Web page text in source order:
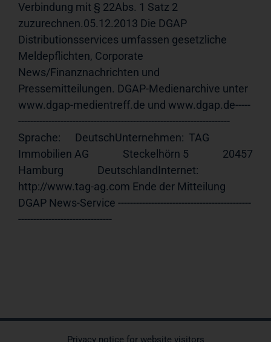
Verbindung mit § 22Abs. 1 Satz 2
zuzurechnen.05.12.2013 Die DGAP
Distributionsservices umfassen gesetzliche
Meldepflichten, Corporate
News/Finanznachrichten und
Pressemitteilungen. DGAP-Medienarchive unter
www.dgap-medientreff.de und www.dgap.de-----
----------------------------------------------------------------------
Sprache:      DeutschUnternehmen:  TAG
Immobilien AG              Steckelhörn 5              20457
Hamburg              DeutschlandInternet:
http://www.tag-ag.com Ende der Mitteilung
DGAP News-Service --------------------------------------------
-------------------------------
Privacy notice for website visitors